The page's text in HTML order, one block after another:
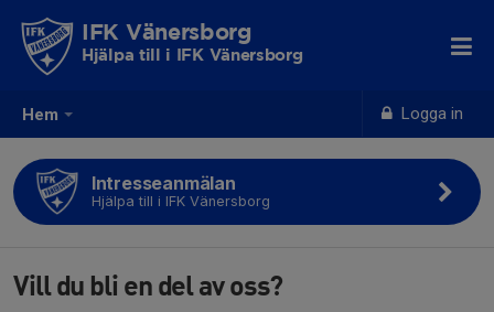
Hem Logga in
IFK Vänersborg
Hjälpa till i IFK Vänersborg
Intresseanmälan
Hjälpa till i IFK Vänersborg
Vill du bli en del av oss?